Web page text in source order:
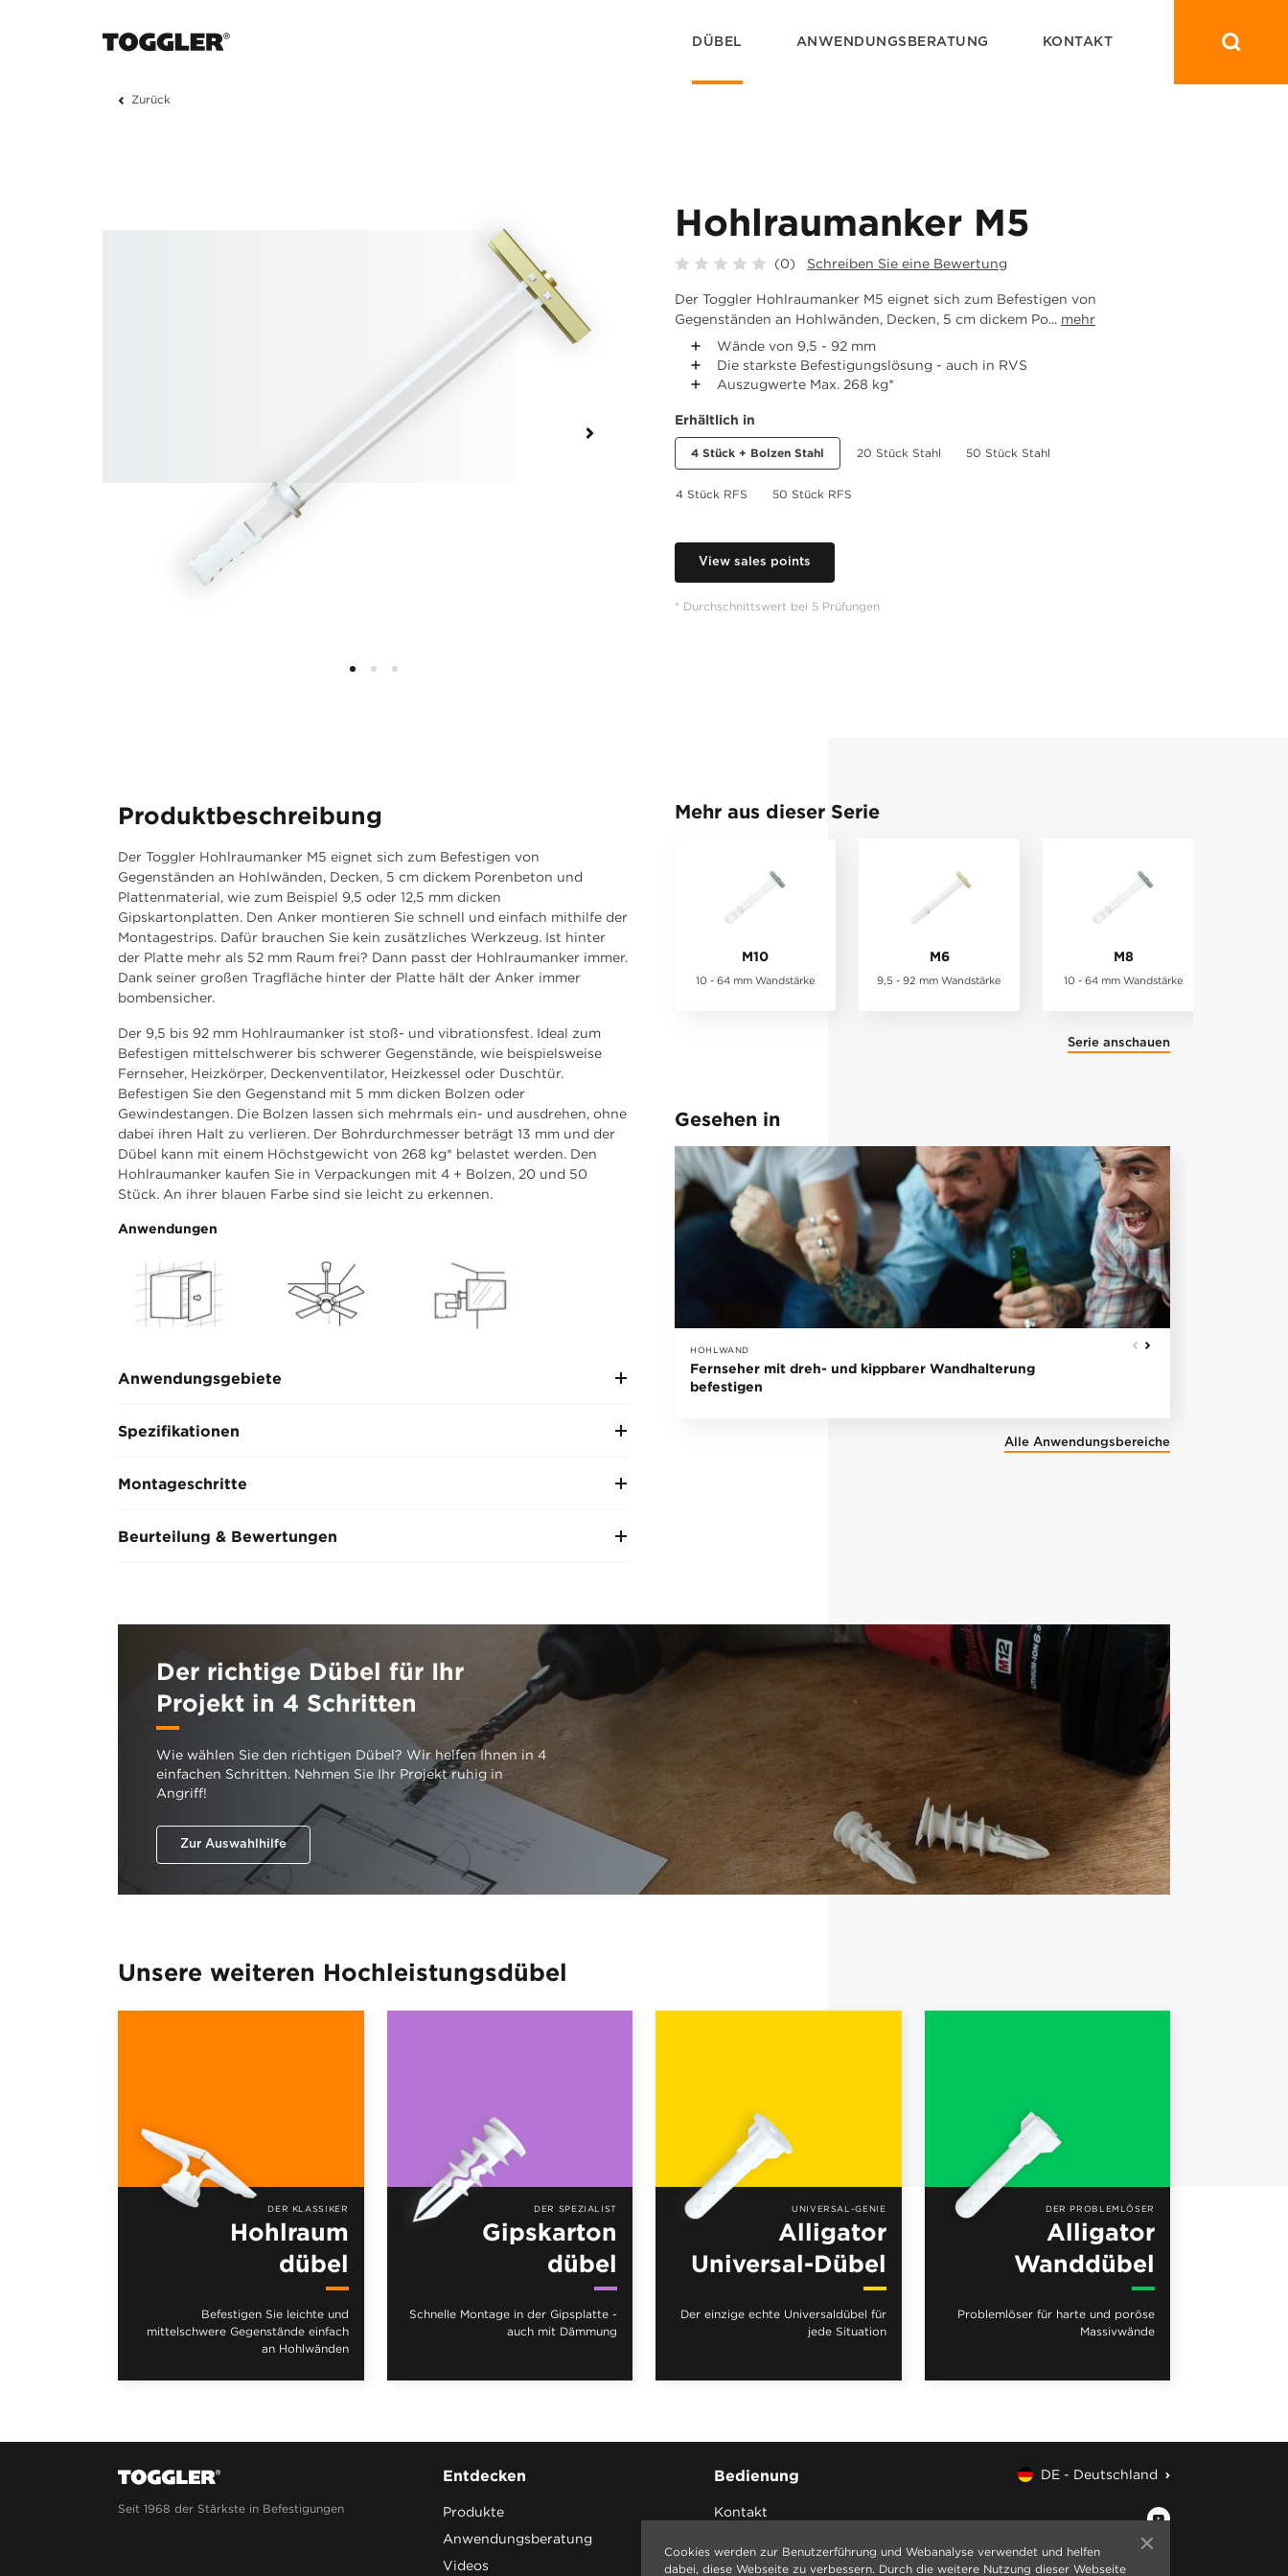
DÜBEL ANWENDUNGSBERATUNG KONTAKT
Zurück
Hohlraumanker M5
(0) Schreiben Sie eine Bewertung
Der Toggler Hohlraumanker M5 eignet sich zum Befestigen von
Gegenständen an Hohlwänden, Decken, 5 cm dickem Po... mehr
Wände von 9,5 - 92 mm
Die starkste Befestigungslösung - auch in RVS
Auszugwerte Max. 268 kg*
Erhältlich in
4 Stück + Bolzen Stahl 20 Stück Stahl 50 Stück Stahl
4 Stück RFS 50 Stück RFS
View sales points
* Durchschnittswert bei 5 Prüfungen
Produktbeschreibung
Der Toggler Hohlraumanker M5 eignet sich zum Befestigen von
Gegenständen an Hohlwänden, Decken, 5 cm dickem Porenbeton und
Plattenmaterial, wie zum Beispiel 9,5 oder 12,5 mm dicken
Gipskartonplatten. Den Anker montieren Sie schnell und einfach mithilfe der
Montagestrips. Dafür brauchen Sie kein zusätzliches Werkzeug. Ist hinter
der Platte mehr als 52 mm Raum frei? Dann passt der Hohlraumanker immer.
Dank seiner großen Tragfläche hinter der Platte hält der Anker immer
bombensicher.
Der 9,5 bis 92 mm Hohlraumanker ist stoß- und vibrationsfest. Ideal zum
Befestigen mittelschwerer bis schwerer Gegenstände, wie beispielsweise
Fernseher, Heizkörper, Deckenventilator, Heizkessel oder Duschtür.
Befestigen Sie den Gegenstand mit 5 mm dicken Bolzen oder
Gewindestangen. Die Bolzen lassen sich mehrmals ein- und ausdrehen, ohne
dabei ihren Halt zu verlieren. Der Bohrdurchmesser beträgt 13 mm und der
Dübel kann mit einem Höchstgewicht von 268 kg* belastet werden. Den
Hohlraumanker kaufen Sie in Verpackungen mit 4 + Bolzen, 20 und 50
Stück. An ihrer blauen Farbe sind sie leicht zu erkennen.
Anwendungen
Anwendungsgebiete
Spezifikationen
Montageschritte
Beurteilung & Bewertungen
Mehr aus dieser Serie
M10
10 - 64 mm Wandstärke
M6
9,5 - 92 mm Wandstärke
M8
10 - 64 mm Wandstärke
Serie anschauen
Gesehen in
HOHLWAND
Fernseher mit dreh- und kippbarer Wandhalterung
befestigen
Alle Anwendungsbereiche
Der richtige Dübel für Ihr
Projekt in 4 Schritten
Wie wählen Sie den richtigen Dübel? Wir helfen Ihnen in 4
einfachen Schritten. Nehmen Sie Ihr Projekt ruhig in
Angriff!
Zur Auswahlhilfe
Unsere weiteren Hochleistungsdübel
DER KLASSIKER
Hohlraum
dübel
Befestigen Sie leichte und
mittelschwere Gegenstände einfach
an Hohlwänden
DER SPEZIALIST
Gipskarton
dübel
Schnelle Montage in der Gipsplatte -
auch mit Dämmung
UNIVERSAL-GENIE
Alligator
Universal-Dübel
Der einzige echte Universaldübel für
jede Situation
DER PROBLEMLÖSER
Alligator
Wanddübel
Problemlöser für harte und poröse
Massivwände
Seit 1968 der Stärkste in Befestigungen
Entdecken
Produkte
Anwendungsberatung
Videos
Bedienung
Kontakt
DE - Deutschland
Cookies werden zur Benutzerführung und Webanalyse verwendet und helfen
dabei, diese Webseite zu verbessern. Durch die weitere Nutzung dieser Webseite